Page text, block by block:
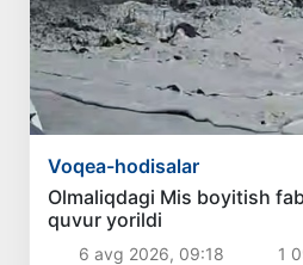
Voqea-hodisalar
Olmaliqdagi Mis boyitish
quvur yorildi
6 avg 2026, 09:18 1